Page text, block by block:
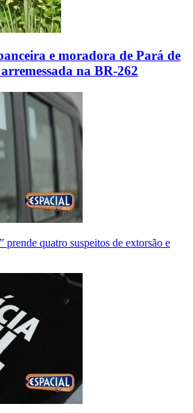
e moradora de Pará de
na BR-262
quatro suspeitos de extorsão e